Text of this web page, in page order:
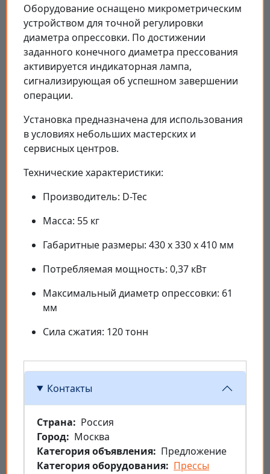
Оборудование оснащено микрометрическим
устройством для точной регулировки
диаметра опрессовки. По достижении
заданного конечного диаметра прессования
активируется индикаторная лампа,
сигнализирующая об успешном завершении
операции.
Установка предназначена для использования
в условиях небольших мастерских и
сервисных центров.
Технические характеристики:
Производитель: D-Tec
Масса: 55 кг
Габаритные размеры: 430 x 330 x 410 мм
Потребляемая мощность: 0,37 кВт
Максимальный диаметр опрессовки: 61
мм
Сила сжатия: 120 тонн
Контакты
Страна
Россия
Город
Москва
Категория объявления
Предложение
Категория оборудования
Прессы